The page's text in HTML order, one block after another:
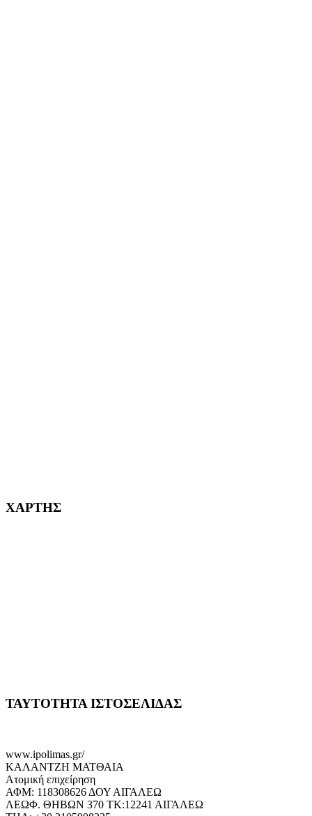
ΧΑΡΤΗΣ
ΤΑΥΤΟΤΗΤΑ ΙΣΤΟΣΕΛΙΔΑΣ
www.ipolimas.gr/
ΚΑΛΑΝΤΖΗ ΜΑΤΘΑΙΑ
Ατομική επιχείρηση
ΑΦΜ: 118308626 ΔΟΥ ΑΙΓΑΛΕΩ
ΛΕΩΦ. ΘΗΒΩΝ 370 ΤΚ:12241 ΑΙΓΑΛΕΩ